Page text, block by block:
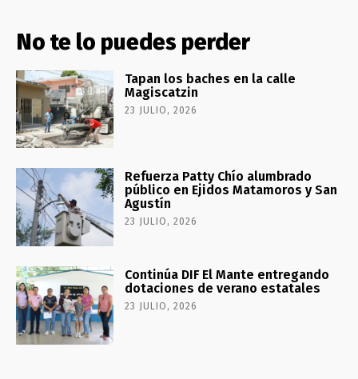
No te lo puedes perder
Tapan los baches en la calle
Magiscatzin
23 JULIO, 2026
Refuerza Patty Chío alumbrado
público en Ejidos Matamoros y San
Agustín
23 JULIO, 2026
Continúa DIF El Mante entregando
dotaciones de verano estatales
23 JULIO, 2026